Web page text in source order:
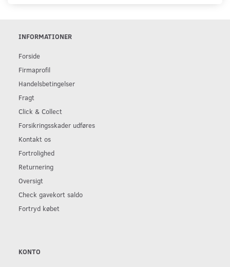
INFORMATIONER
Forside
Firmaprofil
Handelsbetingelser
Fragt
Click & Collect
Forsikringsskader udføres
Kontakt os
Fortrolighed
Returnering
Oversigt
Check gavekort saldo
Fortryd købet
KONTO